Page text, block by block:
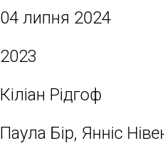
04 липня 2024
2023
Кіліан Рідгоф
Паула Бір, Янніс